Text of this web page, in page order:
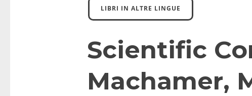
LIBRI IN ALTRE LINGUE
Scientific
Machamer,